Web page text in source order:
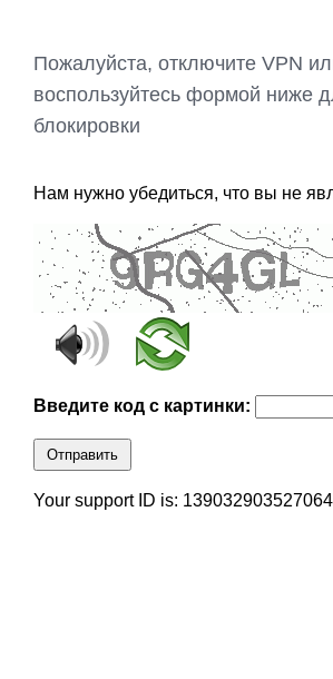
Пожалуйста, отключите VPN
воспользуйтесь формой ниже
блокировки
Нам нужно убедиться, что вы не
Введите код с картинки:
Отправить
Your support ID is: